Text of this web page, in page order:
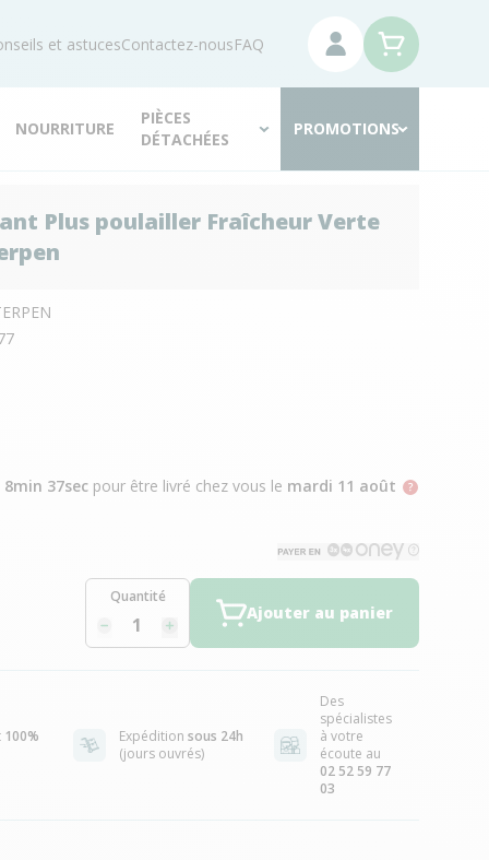
et astucesContactez-nousFAQ
NOURRITURE
PIÈCES
DÉTACHÉES
PROMOTIONS
Plus poulailler Fraîcheur Verte
8min 36secpour être livré chez vous le mardi 11 août
Quantité
Ajouter au panier
100%
Expédition sous 24h
(jours ouvrés)
Des
spécialistes
à votre
écoute au
02 52 59 77
03